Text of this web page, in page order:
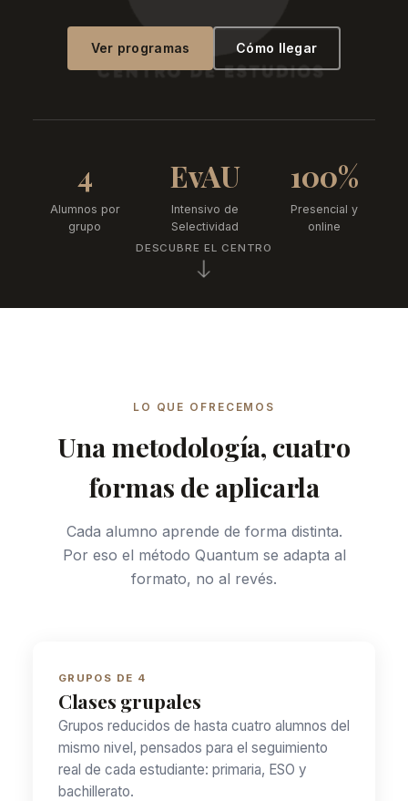
Ver programas Cómo llegar
4
Alumnos por
grupo
EvAU
Intensivo de
Selectividad
100%
Presencial y
online
DESCUBRE EL CENTRO
LO QUE OFRECEMOS
Una metodología, cuatro
formas de aplicarla
Cada alumno aprende de forma distinta.
Por eso el método Quantum se adapta al
formato, no al revés.
GRUPOS DE 4
Clases grupales
Grupos reducidos de hasta cuatro alumnos del
mismo nivel, pensados para el seguimiento
real de cada estudiante: primaria, ESO y
bachillerato.